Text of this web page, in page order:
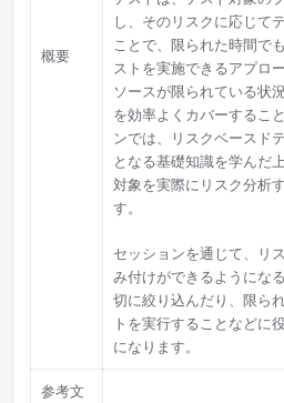
概要
し、そのリスクに応じて
ことで、限られた時間で
ストを実施できるアプロ
ソースが限られている状
を効率よくカバーするこ
ンでは、リスクベースド
となる基礎知識を学んだ
対象を実際にリスク分析
す。
セッションを通じて、リ
み付けができるようにな
切に絞り込んだり、限ら
トを実行することなどに
になります。
参考文